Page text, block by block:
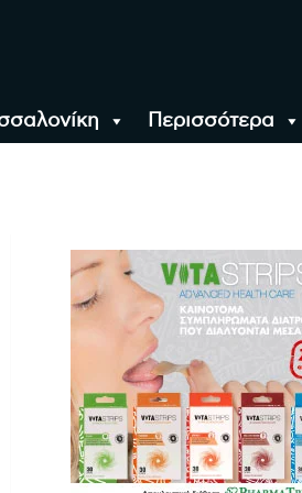
Περισσότερα